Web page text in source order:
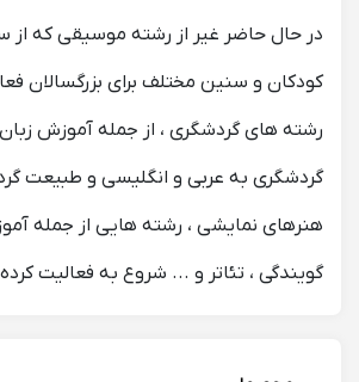
کودکان و سنین مختلف برای بزرگسالان
رشته های گردشگری ، از جمله آموزش
گردشگری به عربی و انگلیسی و طبیعت
هنرهای نمایشی ، رشته هایی از جمله
گویندگی ، تئاتر و ... شروع به فعالیت